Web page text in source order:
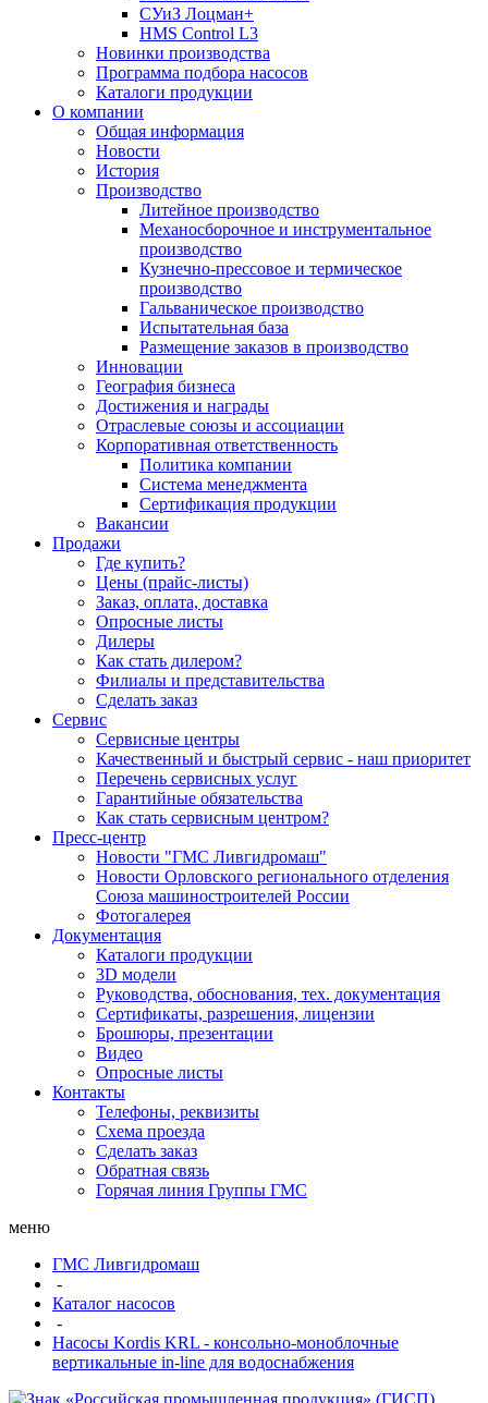
СУиЗ Лоцман+
HMS Control L3
Новинки производства
Программа подбора насосов
Каталоги продукции
О компании
Общая информация
Новости
История
Производство
Литейное производство
Механосборочное и инструментальное
производство
Кузнечно-прессовое и термическое
производство
Гальваническое производство
Испытательная база
Размещение заказов в производство
Инновации
География бизнеса
Достижения и награды
Отраслевые союзы и ассоциации
Корпоративная ответственность
Политика компании
Система менеджмента
Сертификация продукции
Вакансии
Продажи
Где купить?
Цены (прайс-листы)
Заказ, оплата, доставка
Опросные листы
Дилеры
Как стать дилером?
Филиалы и представительства
Сделать заказ
Сервис
Сервисные центры
Качественный и быстрый сервис - наш приоритет
Перечень сервисных услуг
Гарантийные обязательства
Как стать сервисным центром?
Пресс-центр
Новости "ГМС Ливгидромаш"
Новости Орловского регионального отделения
Союза машиностроителей России
Фотогалерея
Документация
Каталоги продукции
3D модели
Руководства, обоснования, тех. документация
Сертификаты, разрешения, лицензии
Брошюры, презентации
Видео
Опросные листы
Контакты
Телефоны, реквизиты
Схема проезда
Сделать заказ
Обратная связь
Горячая линия Группы ГМС
меню
ГМС Ливгидромаш
-
Каталог насосов
-
Насосы Kordis KRL - консольно-моноблочные
вертикальные in-line для водоснабжения